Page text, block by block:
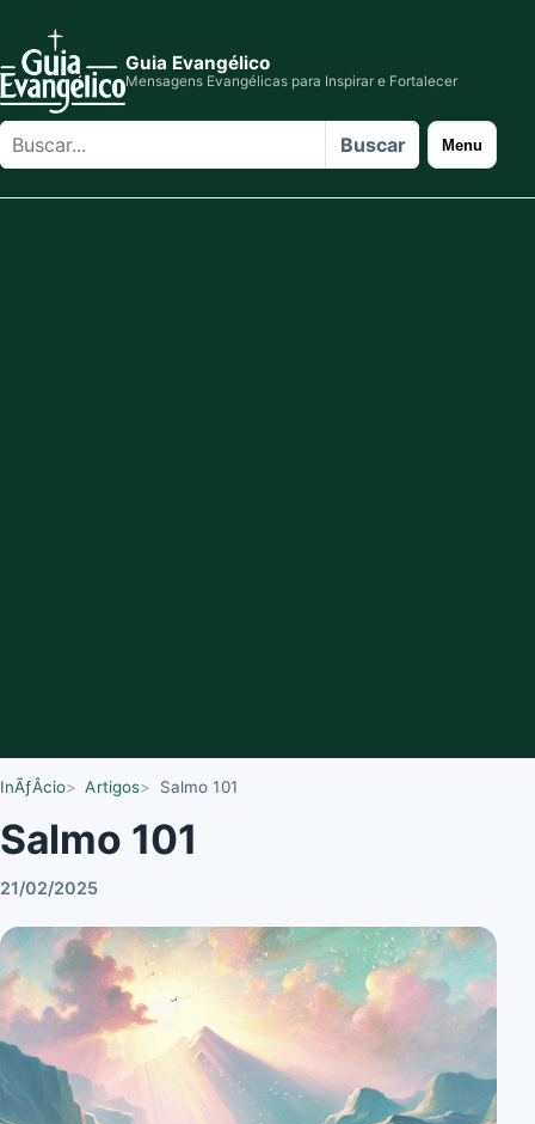
Guia Evangélico
Mensagens Evangélicas para Inspirar e Fortalecer
Buscar
no
site
Buscar Menu
InÃƒÂ­cio Artigos Salmo 101
Salmo 101
21/02/2025